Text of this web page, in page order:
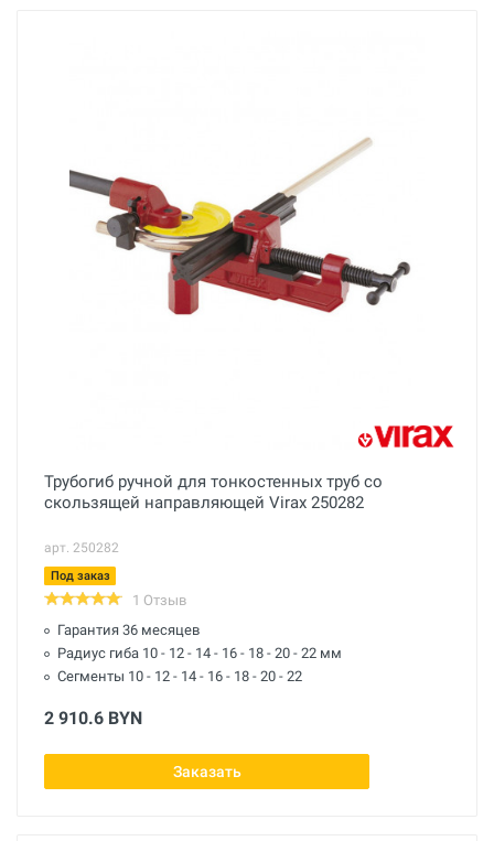
Трубогиб ручной для тонкостенных труб со
скользящей направляющей Virax 250282
арт. 250282
Под заказ
1 Отзыв
Гарантия 36 месяцев
Радиус гиба 10 - 12 - 14 - 16 - 18 - 20 - 22 мм
Сегменты 10 - 12 - 14 - 16 - 18 - 20 - 22
2 910.6 BYN
Заказать